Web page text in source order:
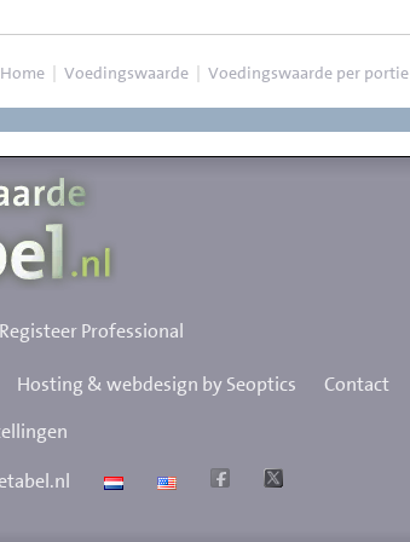
Home | Voedingswaarde | Voedingswaarde per portie
Registeer Professional
Hosting & webdesign by Seoptics
Contact